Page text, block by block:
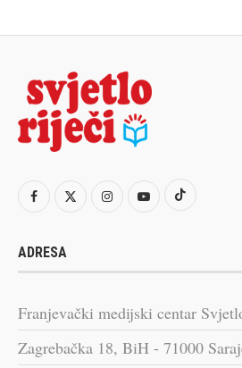
ADRESA
Franjevački medijski centar
Zagrebačka 18, BiH - 71000